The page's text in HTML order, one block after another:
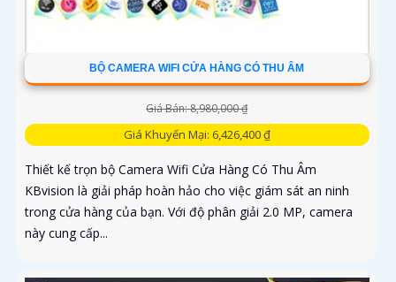
BỘ CAMERA WIFI CỬA HÀNG CÓ THU ÂM
Giá Bán: 8,980,000 ₫
Giá Khuyến Mại: 6,426,400 ₫
Thiết kế trọn bộ Camera Wifi Cửa Hàng Có Thu Âm
KBvision là giải pháp hoàn hảo cho việc giám sát an ninh
trong cửa hàng của bạn. Với độ phân giải 2.0 MP, camera
này cung cấp...